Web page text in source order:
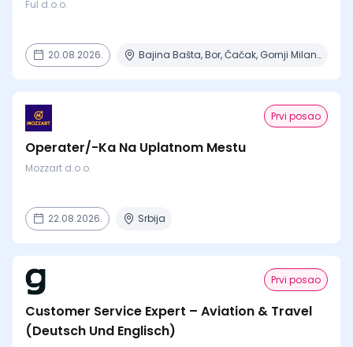
Ful d.o.o.
20.08.2026. Bajina Bašta, Bor, Čačak, Gornji Milanovac, Ivanjica + 8 mesta
Prvi posao
Operater/-Ka Na Uplatnom Mestu
Mozzart d.o.o.
22.08.2026. Srbija
Prvi posao
Customer Service Expert – Aviation & Travel
(Deutsch Und Englisch)